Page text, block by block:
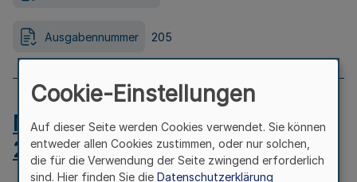
Ausgabennummer 205
MB.NRW 2026 Nr. 204 vom
24.07.2026
Cookie-Einstellungen
Auf dieser Seite werden Cookies verwendet. Sie können
entweder allen Cookies zustimmen, oder nur solchen,
die für die Verwendung der Seite zwingend erforderlich
sind. Hier finden Sie die Datenschutzerklärung